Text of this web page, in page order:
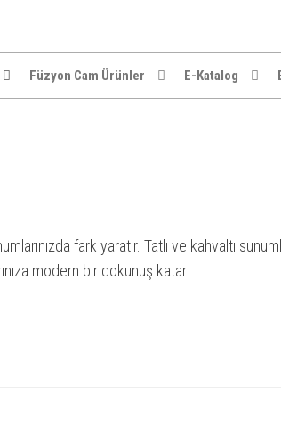
Füzyon Cam Ürünler E-Katalog
fark yaratır. Tatlı ve kahvaltı
modern bir dokunuş katar.